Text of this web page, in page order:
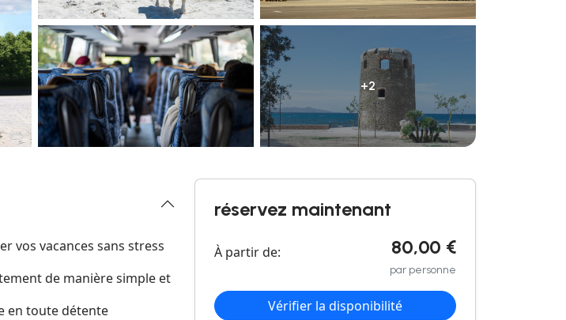
+2
vos vacances sans stress
de manière simple et
en toute détente
réservez maintenant
À partir de: 80,00 €
par personne
Vérifier la disponibilité